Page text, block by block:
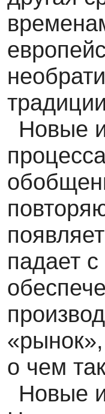
Новые
падает
о чем
Новые